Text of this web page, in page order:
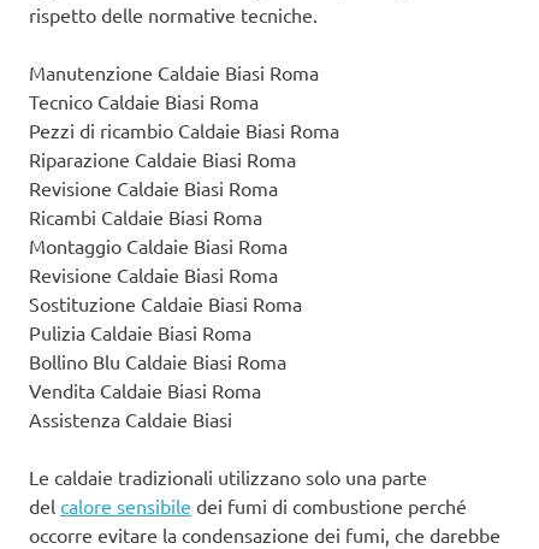
rispetto delle normative tecniche.
Manutenzione Caldaie Biasi Roma
Tecnico Caldaie Biasi Roma
Pezzi di ricambio Caldaie Biasi Roma
Riparazione Caldaie Biasi Roma
Revisione Caldaie Biasi Roma
Ricambi Caldaie Biasi Roma
Montaggio Caldaie Biasi Roma
Revisione Caldaie Biasi Roma
Sostituzione Caldaie Biasi Roma
Pulizia Caldaie Biasi Roma
Bollino Blu Caldaie Biasi Roma
Vendita Caldaie Biasi Roma
Assistenza Caldaie Biasi
Le caldaie tradizionali utilizzano solo una parte
del calore sensibile dei fumi di combustione perché
occorre evitare la condensazione dei fumi, che darebbe